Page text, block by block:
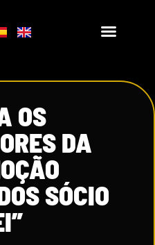
OS
DA
SÓCIO